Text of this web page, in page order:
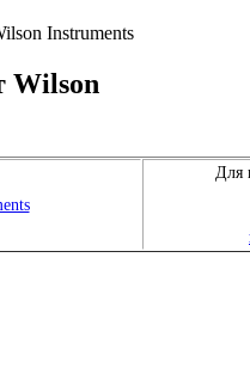
Instruments
Wilson
Для